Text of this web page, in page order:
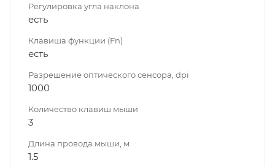
Регулировка угла наклона
есть
Клавиша функции (Fn)
есть
Разрешение оптического сенсора, dpi
1000
Количество клавиш мыши
3
Длина провода мыши, м
1.5